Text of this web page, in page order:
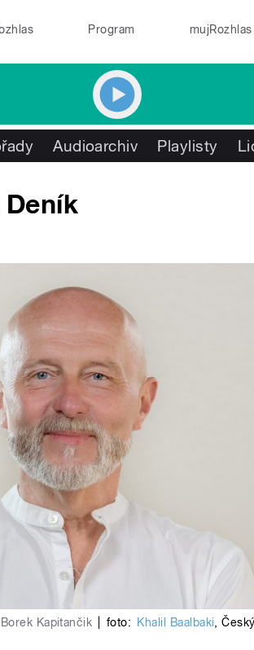
Program mujRozhlas
Audioarchiv Playlisty
Kapitančik foto: Khalil Baalbaki,